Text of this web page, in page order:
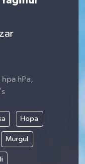
hpa hPa,
Hopa
Murgul